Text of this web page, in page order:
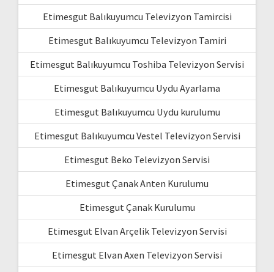
Etimesgut Balıkuyumcu Televizyon Tamircisi
Etimesgut Balıkuyumcu Televizyon Tamiri
Etimesgut Balıkuyumcu Toshiba Televizyon Servisi
Etimesgut Balıkuyumcu Uydu Ayarlama
Etimesgut Balıkuyumcu Uydu kurulumu
Etimesgut Balıkuyumcu Vestel Televizyon Servisi
Etimesgut Beko Televizyon Servisi
Etimesgut Çanak Anten Kurulumu
Etimesgut Çanak Kurulumu
Etimesgut Elvan Arçelik Televizyon Servisi
Etimesgut Elvan Axen Televizyon Servisi